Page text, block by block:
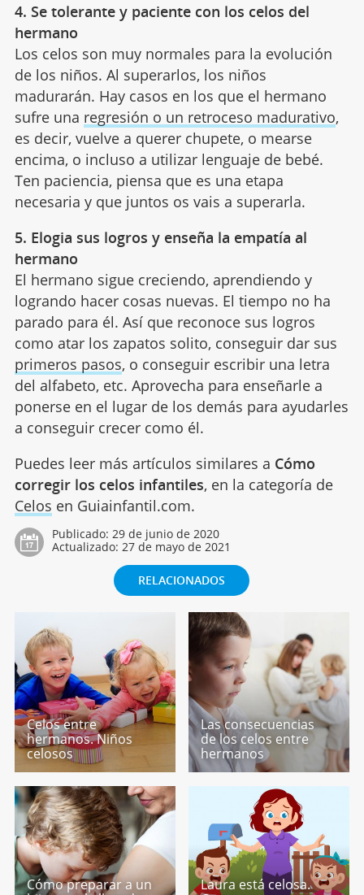
4. Se tolerante y paciente con los celos del
hermano
Los celos son muy normales para la evolución
de los niños. Al superarlos, los niños
madurarán. Hay casos en los que el hermano
sufre una regresión o un retroceso madurativo,
es decir, vuelve a querer chupete, o mearse
encima, o incluso a utilizar lenguaje de bebé.
Ten paciencia, piensa que es una etapa
necesaria y que juntos os vais a superarla.
5. Elogia sus logros y enseña la empatía al
hermano
El hermano sigue creciendo, aprendiendo y
logrando hacer cosas nuevas. El tiempo no ha
parado para él. Así que reconoce sus logros
como atar los zapatos solito, conseguir dar sus
primeros pasos, o conseguir escribir una letra
del alfabeto, etc. Aprovecha para enseñarle a
ponerse en el lugar de los demás para ayudarles
a conseguir crecer como él.
Puedes leer más artículos similares a Cómo
corregir los celos infantiles, en la categoría de
Celos en Guiainfantil.com.
Publicado: 29 de junio de 2020
Actualizado: 27 de mayo de 2021
RELACIONADOS
Celos entre
hermanos. Niños
celosos
Las consecuencias
de los celos entre
hermanos
Cómo preparar a un
Laura está celosa.